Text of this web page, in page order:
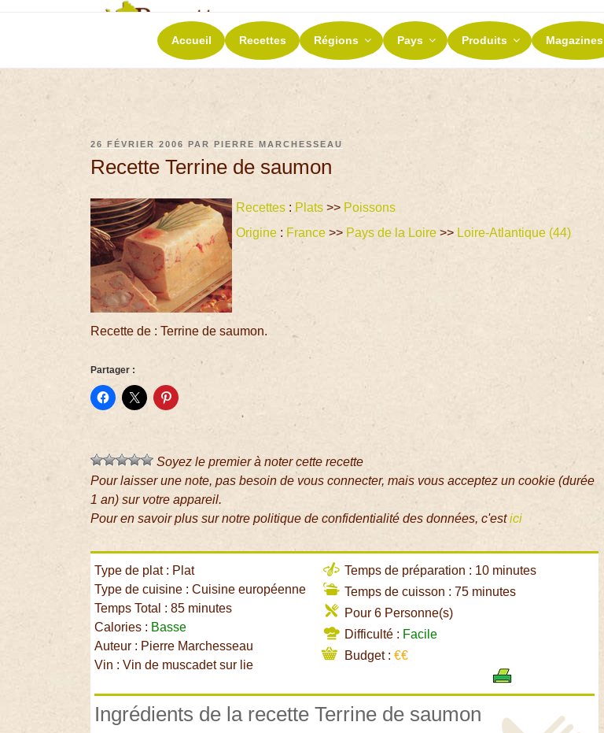
RECETTES ET TERROIRS
La richesse de nos terroirs
Accueil Recettes Régions Pays Produits Magazines
26 FÉVRIER 2006 PARPIERRE MARCHESSEAU
Recette Terrine de saumon
Recettes : Plats >> Poissons
Origine : France >> Pays de la Loire >> Loire-Atlantique (44)
Recette de : Terrine de saumon.
Partager :
Soyez le premier à noter cette recette
Pour laisser une note, pas besoin de vous connecter, mais vous acceptez un cookie (durée
1 an) sur votre appareil.
Pour en savoir plus sur notre politique de confidentialité des données, c'estici
Type de plat : Plat
Type de cuisine : Cuisine européenne
Temps Total : 85 minutes
Calories : Basse
Auteur : Pierre Marchesseau
Vin : Vin de muscadet sur lie
Temps de préparation : 10 minutes
Temps de cuisson : 75 minutes
Pour 6 Personne(s)
Difficulté : Facile
Budget :€€
Ingrédients de la recette Terrine de saumon